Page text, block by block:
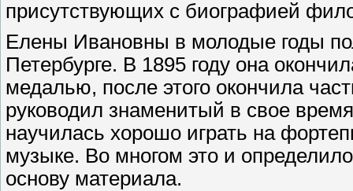
присутствующих с биографией
Елены Ивановны в молодые годы
Петербурге. В 1895 году она
медалью, после этого окончила
руководил знаменитый в свое
научилась хорошо играть на
музыке. Во многом это и
основу материала.